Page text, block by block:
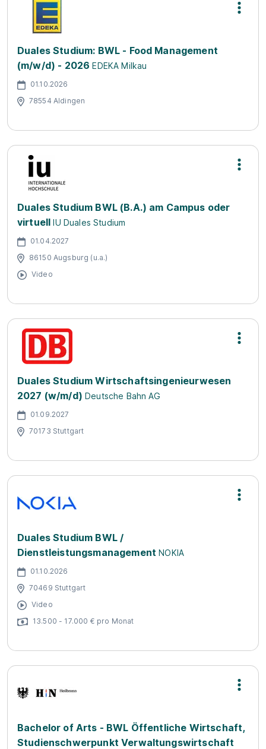
Duales Studium: BWL - Food Management
(m/w/d) - 2026 EDEKA Milkau
01.10.2026
78554 Aldingen
Duales Studium BWL (B.A.) am Campus oder
virtuell IU Duales Studium
01.04.2027
86150 Augsburg (u.a.)
Video
Duales Studium Wirtschaftsingenieurwesen
2027 (w/m/d) Deutsche Bahn AG
01.09.2027
70173 Stuttgart
Duales Studium BWL /
Dienstleistungsmanagement NOKIA
01.10.2026
70469 Stuttgart
Video
13.500 - 17.000 € pro Monat
Bachelor of Arts - BWL Öffentliche Wirtschaft,
Studienschwerpunkt Verwaltungswirtschaft